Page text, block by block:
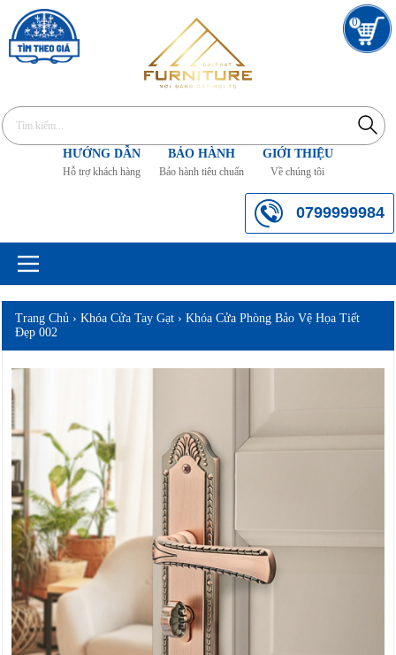
0
HƯỚNG DẪN
Hỗ trợ khách hàng
BẢO HÀNH
Bảo hành tiêu chuẩn
GIỚI THIỆU
Về chúng tôi
0799999984
Trang Chủ ›Khóa Cửa Tay Gạt ›Khóa Cửa Phòng Bảo Vệ Họa Tiết
Đẹp 002